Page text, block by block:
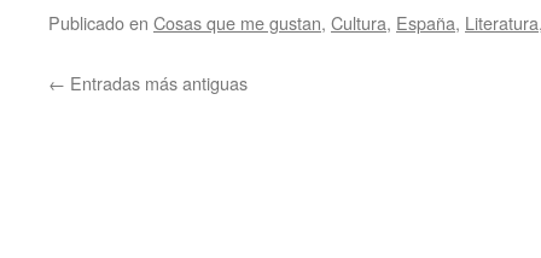
Publicado en Cosas que me gustan, Cultura, España, Literatura
← Entradas más antiguas